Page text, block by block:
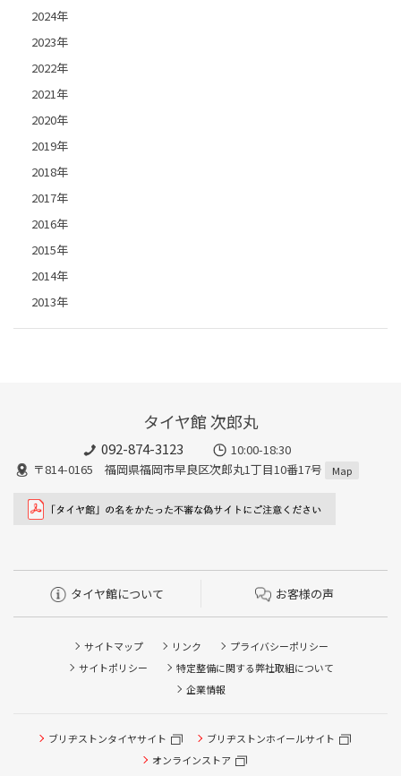
2024年
2023年
2022年
2021年
2020年
2019年
2018年
2017年
2016年
2015年
2014年
2013年
タイヤ館 次郎丸
092-874-3123
10:00-18:30
〒814-0165 福岡県福岡市早良区次郎丸1丁目10番17号
Map
タイヤ館について お客様の声
サイトマップ リンク
プライバシーポリシー
サイトポリシー
特定整備に関する弊社取組について
企業情報
ブリヂストンタイヤサイト
ブリヂストンホイールサイト
オンラインストア
タイヤ点検・安全点検/タイヤ履き替え/オイル交換/その他
ピット作業の予約